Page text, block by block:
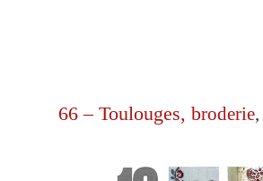
66 – Toulouges, broderie,